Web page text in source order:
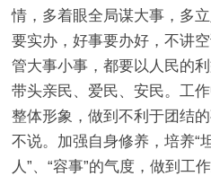
情，多着眼全局谋大事，多
要实办，好事要办好，不讲
管大事小事，都要以人民的
带头亲民、爱民、安民。工
整体形象，做到不利于团结
不说。加强自身修养，培养“
人”、“容事”的气度，做到工